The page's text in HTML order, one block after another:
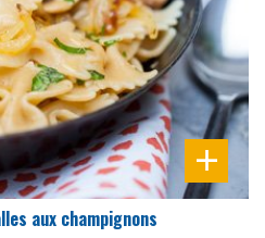
15 Min
aux champignons